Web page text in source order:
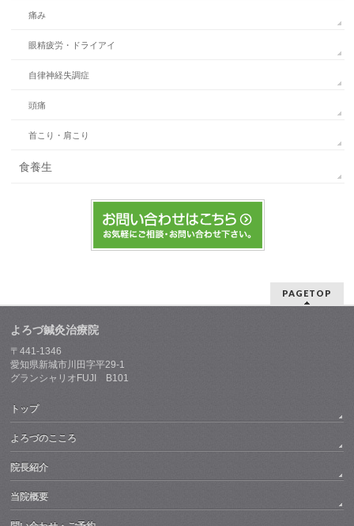
痛み
眼精疲労・ドライアイ
自律神経失調症
頭痛
首こり・肩こり
食養生
PAGETOP
よろづ鍼灸治療院
〒441-1346
愛知県新城市川田字平29-1
グランシャリオFUJI B101
トップ
よろづのこころ
院長紹介
当院概要